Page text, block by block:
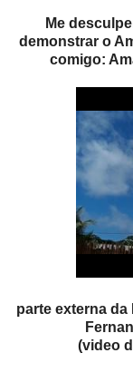
Me
demonstrar o
comigo:
parte externa da
(video